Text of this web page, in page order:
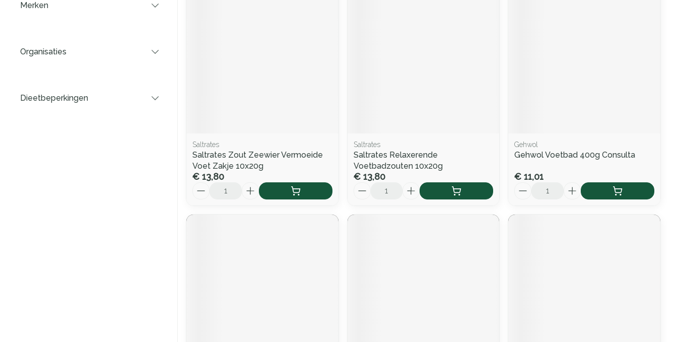
Merken
Organisaties
Dieetbeperkingen
Saltrates
Saltrates Zout Zeewier Vermoeide
Voet Zakje 10x20g
€ 13,80
Saltrates
Saltrates Relaxerende
Voetbadzouten 10x20g
€ 13,80
Gehwol
Gehwol Voetbad 400g Consulta
€ 11,01